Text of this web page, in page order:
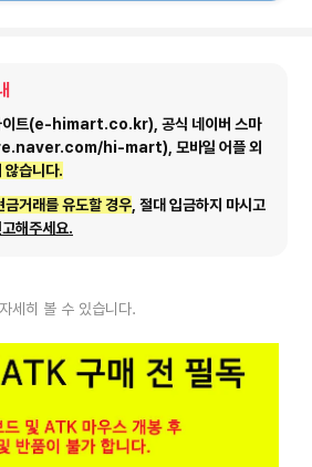
이트(e-himart.co.kr), 공식 네이버 스마
hi-mart), 모바일 어플 외
않습니다.
금거래를 유도할 경우 , 절대 입금하지 마시고
해주세요.
세히 볼 수 있습니다.